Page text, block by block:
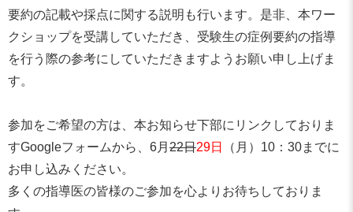
要約の記載や採点に関する説明も行います。是非、本ワー
クショップを受講していただき、受験生の症例要約の指導
を行う際の参考にしていただきますようお願い申し上げま
す。
参加をご希望の方は、本お知らせ下部にリンクしておりま
すGoogleフォームから、6月 22日29日
（月）10：30までに
お申し込みください。
多くの指導医の皆様のご参加を心よりお待ちしておりま